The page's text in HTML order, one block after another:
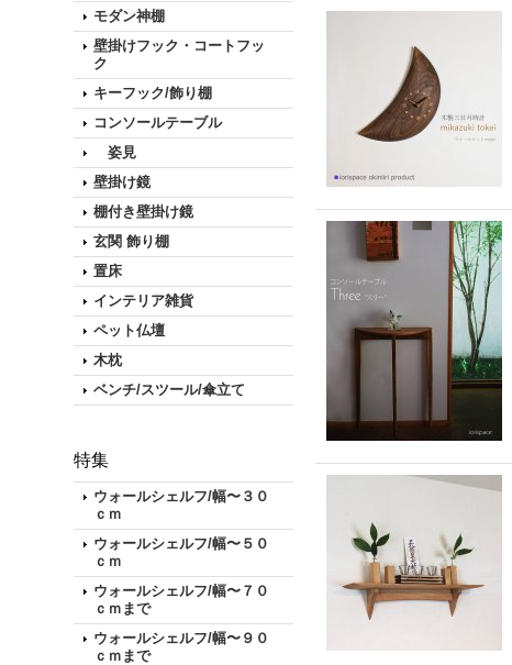
モダン神棚
壁掛けフック・コートフッ
ク
キーフック/飾り棚
コンソールテーブル
姿見
壁掛け鏡
棚付き壁掛け鏡
玄関 飾り棚
置床
インテリア雑貨
ペット仏壇
木枕
ベンチ/スツール/傘立て
特集
ウォールシェルフ/幅〜３０
ｃｍ
ウォールシェルフ/幅〜５０
ｃｍ
ウォールシェルフ/幅〜７０
ｃｍまで
ウォールシェルフ/幅〜９０
ｃｍまで